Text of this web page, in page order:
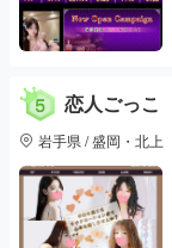
恋人ごっこ
岩手県 / 盛岡・北上